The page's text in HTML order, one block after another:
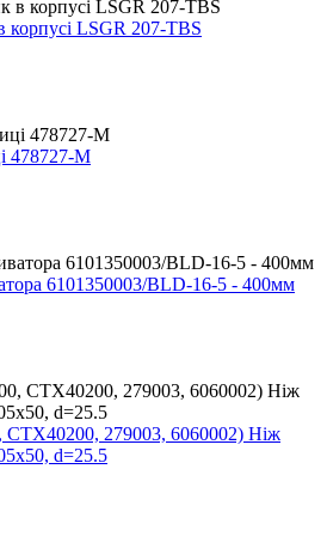
LSGR 207-TBS
478727-M
6101350003/BLD-16-5 - 400мм
CTX40200, 279003, 6060002) Ніж
d=25.5